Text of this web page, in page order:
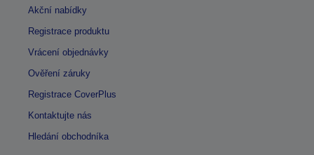
Akční nabídky
Registrace produktu
Vrácení objednávky
Ověření záruky
Registrace CoverPlus
Kontaktujte nás
Hledání obchodníka